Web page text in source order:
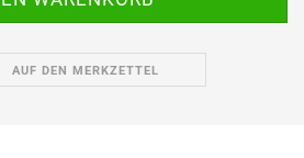
AUF DEN MERKZETTEL